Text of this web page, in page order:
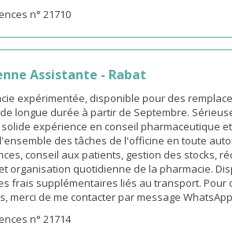
n° 21710
Assistante - Rabat
expérimentée, disponible pour des
longue durée à partir de Septembre.
expérience en conseil pharmaceutique
des tâches de l'officine en toute
conseil aux patients, gestion des stocks,
organisation quotidienne de la pharmacie.
frais supplémentaires liés au transport. Pour
merci de me contacter par message WhatsApp
n° 21714